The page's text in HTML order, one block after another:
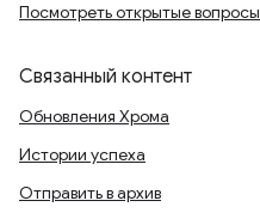
Посмотреть открытые вопросы
Связанный контент
Обновления Хрома
Истории успеха
Отправить в архив